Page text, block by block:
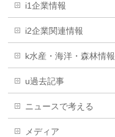
i1企業情報
i2企業関連情報
k水産・海洋・森林情報
u過去記事
ニュースで考える
メディア